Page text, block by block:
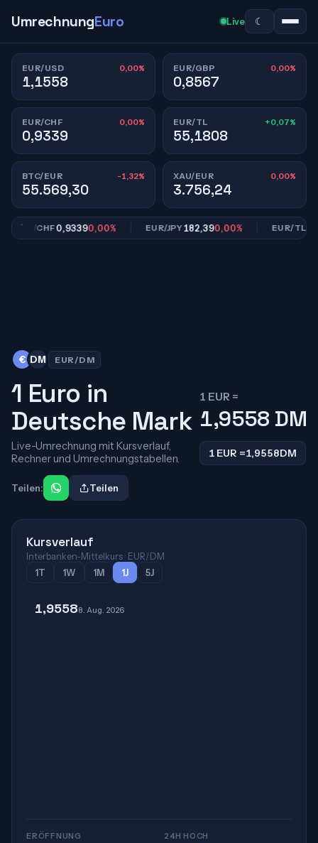
UmrechnungEuro Live ☾
EUR/USD 0,00%
1,1558
EUR/GBP 0,00%
0,8567
EUR/CHF 0,00%
0,9339
EUR/TL +0,07%
55,1808
BTC/EUR -1,32%
55.569,30
XAU/EUR 0,00%
3.756,24
EUR/CHF0,93390,00% EUR/JPY182,390,00% EUR/TL
€ DM EUR/DM
1 Euro in
Deutsche Mark
Live-Umrechnung mit Kursverlauf,
Rechner und Umrechnungstabellen.
1 EUR =
1,9558 DM
1 EUR =1,9558DM
Teilen: Teilen
Kursverlauf
Interbanken-Mittelkurs · EUR/DM
1T
1W 1M 1J 5J
1,95588. Aug. 2026
ERÖFFNUNG 24H HOCH